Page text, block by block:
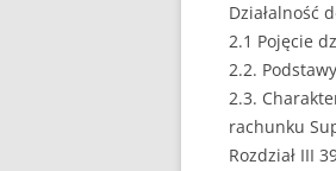
Działalność
2.1 Pojęcie
2.2.
2.3.
rachunku
Rozdział III